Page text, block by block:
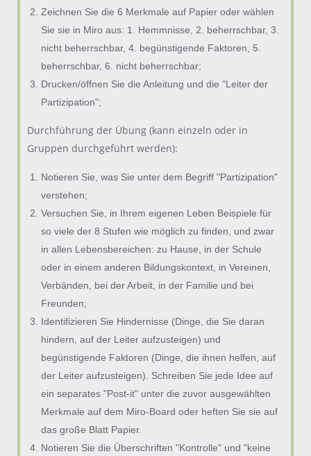
Zeichnen Sie die 6 Merkmale auf Papier oder wählen
Sie sie in Miro aus: 1. Hemmnisse, 2. beherrschbar, 3.
nicht beherrschbar, 4. begünstigende Faktoren, 5.
beherrschbar, 6. nicht beherrschbar;
Drucken/öffnen Sie die Anleitung und die "Leiter der
Partizipation";
Durchführung der Übung (kann einzeln oder in
Gruppen durchgeführt werden):
Notieren Sie, was Sie unter dem Begriff "Partizipation"
verstehen;
Versuchen Sie, in Ihrem eigenen Leben Beispiele für
so viele der 8 Stufen wie möglich zu finden, und zwar
in allen Lebensbereichen: zu Hause, in der Schule
oder in einem anderen Bildungskontext, in Vereinen,
Verbänden, bei der Arbeit, in der Familie und bei
Freunden;
Identifizieren Sie Hindernisse (Dinge, die Sie daran
hindern, auf der Leiter aufzusteigen) und
begünstigende Faktoren (Dinge, die ihnen helfen, auf
der Leiter aufzusteigen). Schreiben Sie jede Idee auf
ein separates "Post-it" unter die zuvor ausgewählten
Merkmale auf dem Miro-Board oder heften Sie sie auf
das große Blatt Papier.
Notieren Sie die Überschriften "Kontrolle" und "keine